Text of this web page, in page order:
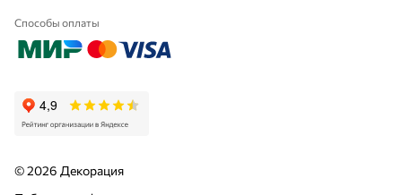
Способы оплаты
© 2026 Декорация